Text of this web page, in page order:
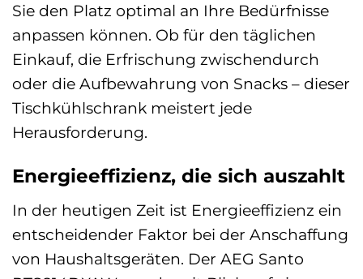
Sie den Platz optimal an Ihre Bedürfnisse
anpassen können. Ob für den täglichen
Einkauf, die Erfrischung zwischendurch
oder die Aufbewahrung von Snacks – dieser
Tischkühlschrank meistert jede
Herausforderung.
Energieeffizienz, die sich auszahlt
In der heutigen Zeit ist Energieeffizienz ein
entscheidender Faktor bei der Anschaffung
von Haushaltsgeräten. Der AEG Santo